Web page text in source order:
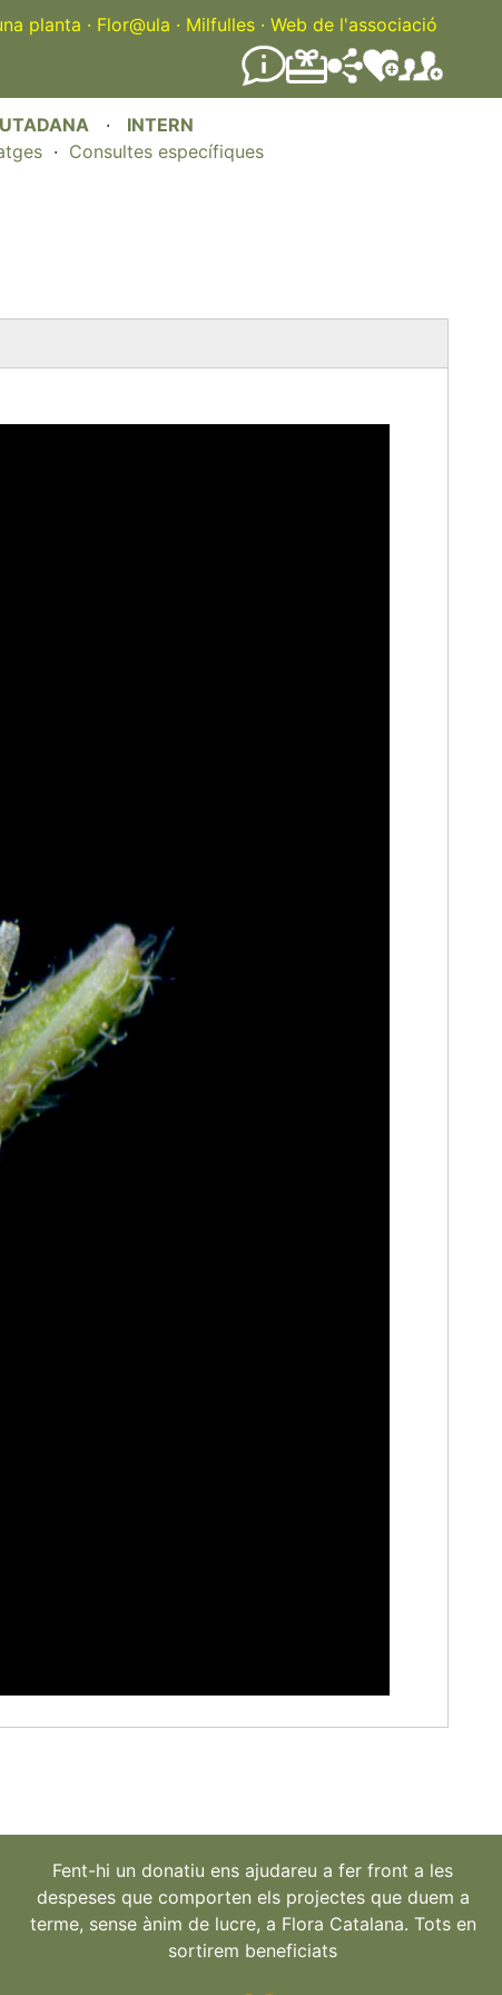
planta · Flor@ula · Milfulles · Web de l'associació
· INTERN
· Consultes específiques
Fent-hi un donatiu ens ajudareu a fer front a les
despeses que comporten els projectes que duem a
terme, sense ànim de lucre, a Flora Catalana. Tots en
sortirem beneficiats